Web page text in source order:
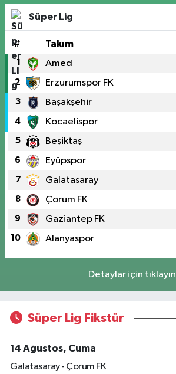
Süper Lig
# Takım
1 Amed
2 Erzurumspor FK
3 Başakşehir
4 Kocaelispor
5 Beşiktaş
6 Eyüpspor
7 Galatasaray
8 Çorum FK
9 Gaziantep FK
10 Alanyaspor
Detaylar için tıklayın
Süper Lig Fikstür
14 Ağustos, Cuma
Galatasaray - Çorum FK